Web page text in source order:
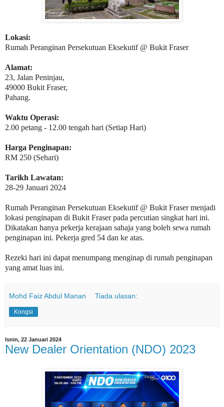
Lokasi:
Rumah Peranginan Persekutuan Eksekutif @ Bukit Fraser
Alamat:
23, Jalan Peninjau,
49000 Bukit Fraser,
Pahang.
Waktu Operasi:
2.00 petang - 12.00 tengah hari (Setiap Hari)
Harga Penginapan:
RM 250 (Sehari)
Tarikh Lawatan:
28-29 Januari 2024
Rumah Peranginan Persekutuan Eksekutif @ Bukit Fraser menjadi
lokasi penginapan di Bukit Fraser pada percutian singkat hari ini.
Dikatakan hanya pekerja kerajaan sahaja yang boleh sewa rumah
penginapan ini. Pekerja gred 54 dan ke atas.
Rezeki hari ini dapat menumpang menginap di rumah penginapan
yang amat luas ini.
Mohd Faiz Abdul Manan Tiada ulasan:
Kongsi
Isnin, 22 Januari 2024
New Dealer Orientation (NDO) 2023